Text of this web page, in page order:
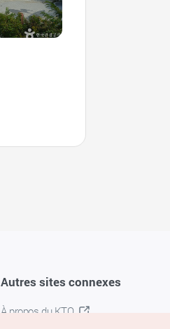
Autres sites connexes
À propos du KTO